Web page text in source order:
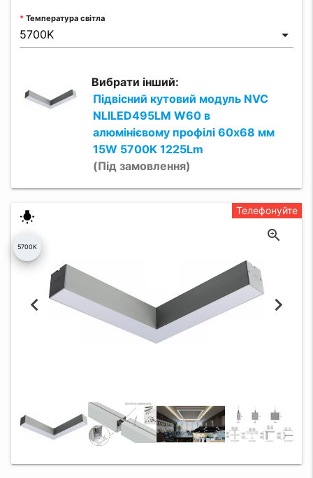
Температура світла
Вибрати інший:
Підвісний кутовий модуль NVC
NLILED495LM W60 в
алюмінієвому профілі 60х68 мм
15W 5700K 1225Lm
(Під замовлення)
wb_incandescent
5700K
Телефонуйте